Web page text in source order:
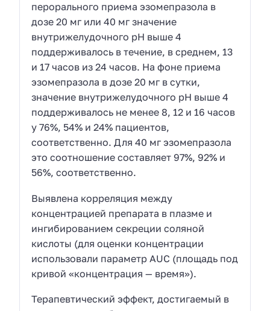
перорального приема эзомепразола в
дозе 20 мг или 40 мг значение
внутрижелудочного рН выше 4
поддерживалось в течение, в среднем, 13
и 17 часов из 24 часов. На фоне приема
эзомепразола в дозе 20 мг в сутки,
значение внутрижелудочного рН выше 4
поддерживалось не менее 8, 12 и 16 часов
у 76%, 54% и 24% пациентов,
соответственно. Для 40 мг эзомепразола
это соотношение составляет 97%, 92% и
56%, соответственно.
Выявлена корреляция между
концентрацией препарата в плазме и
ингибированием секреции соляной
кислоты (для оценки концентрации
использовали параметр AUC (площадь под
кривой «концентрация — время»).
Терапевтический эффект, достигаемый в